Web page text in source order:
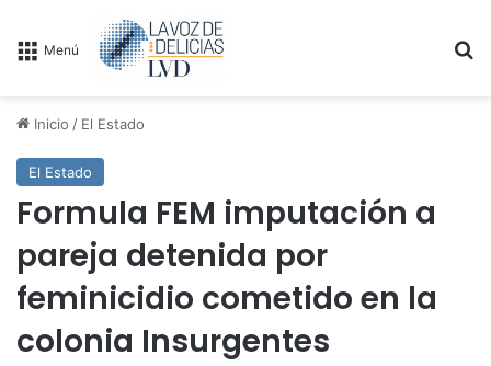
Menú
Inicio / El Estado
El Estado
Formula FEM imputación a
pareja detenida por
feminicidio cometido en la
colonia Insurgentes